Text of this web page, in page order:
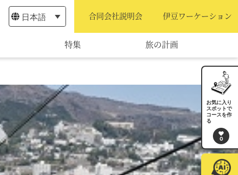
特集 旅の計画
旅程作成
AIルートプランナー
アクセス
日本語 合同会社説明会 伊豆ワーケーション
お気に入り
スポットで
コースを作
る
0